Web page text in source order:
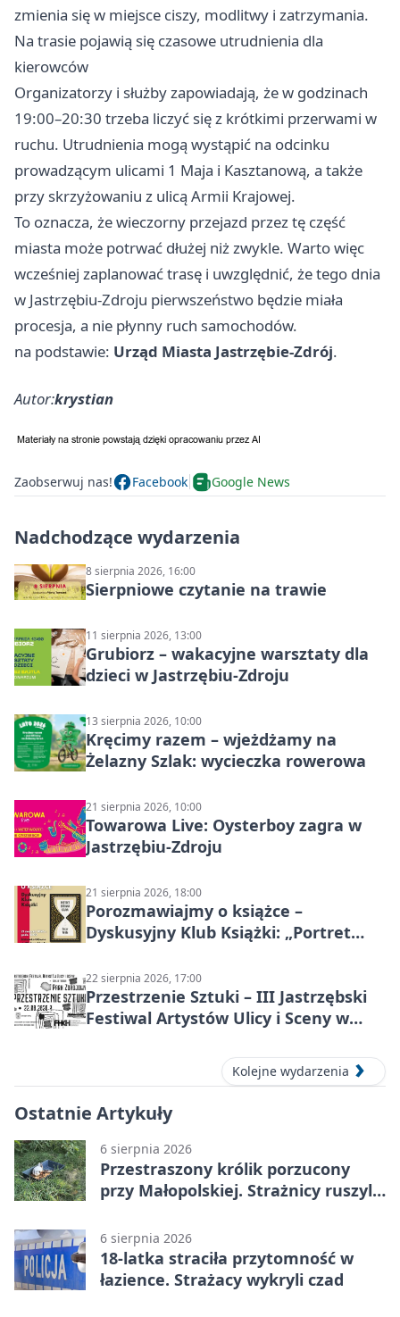
zmienia się w miejsce ciszy, modlitwy i zatrzymania.
Na trasie pojawią się czasowe utrudnienia dla
kierowców
Organizatorzy i służby zapowiadają, że w godzinach
19:00–20:30 trzeba liczyć się z krótkimi przerwami w
ruchu. Utrudnienia mogą wystąpić na odcinku
prowadzącym ulicami 1 Maja i Kasztanową, a także
przy skrzyżowaniu z ulicą Armii Krajowej.
To oznacza, że wieczorny przejazd przez tę część
miasta może potrwać dłużej niż zwykle. Warto więc
wcześniej zaplanować trasę i uwzględnić, że tego dnia
w Jastrzębiu-Zdroju pierwszeństwo będzie miała
procesja, a nie płynny ruch samochodów.
na podstawie: Urząd Miasta Jastrzębie-Zdrój.
Autor:krystian
Zaobserwuj nas! Facebook Google News
Nadchodzące wydarzenia
8 sierpnia 2026, 16:00
Sierpniowe czytanie na trawie
11 sierpnia 2026, 13:00
Grubiorz – wakacyjne warsztaty dla
dzieci w Jastrzębiu-Zdroju
13 sierpnia 2026, 10:00
Kręcimy razem – wjeżdżamy na
Żelazny Szlak: wycieczka rowerowa
21 sierpnia 2026, 10:00
Towarowa Live: Oysterboy zagra w
Jastrzębiu-Zdroju
21 sierpnia 2026, 18:00
Porozmawiajmy o książce –
Dyskusyjny Klub Książki: „Portret
22 sierpnia 2026, 17:00
Przestrzenie Sztuki – III Jastrzębski
Festiwal Artystów Ulicy i Sceny w
Kolejne wydarzenia
Ostatnie Artykuły
6 sierpnia 2026
Przestraszony królik porzucony
przy Małopolskiej. Strażnicy ruszyli
6 sierpnia 2026
18-latka straciła przytomność w
łazience. Strażacy wykryli czad